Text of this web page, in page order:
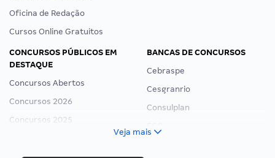
Oficina de Redação
Cursos Online Gratuitos
CONCURSOS PÚBLICOS EM
DESTAQUE
Concursos Abertos
Concursos 2026
Concursos 2025
BANCAS DE CONCURSOS
Cebraspe
Cesgranrio
Consulplan
Veja mais